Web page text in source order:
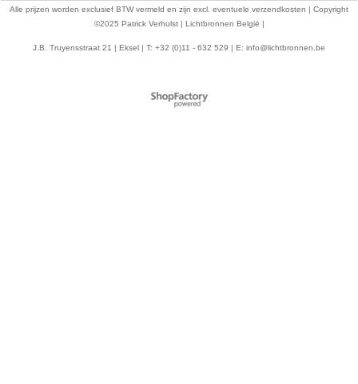
Alle prijzen worden exclusief BTW vermeld en zijn excl. eventuele verzendkosten | Copyright
©2025 Patrick Verhulst | Lichtbronnen België |
J.B. Truyensstraat 21 | Eksel | T: +32 (0)11 - 632 529 | E: info@lichtbronnen.be
Webwinkel gemaakt met
ShopFactory webwinkel